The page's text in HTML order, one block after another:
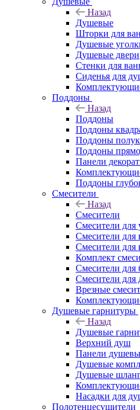
Назад
Душевые
Шторки для
Душевые
Душевые двери
Стенки для
Сиденья для
Поддоны
Назад
Поддоны
Поддоны
Поддоны
Поддоны
Панели
Поддоны
Смесители
Назад
Смесители
Смесители для
Смесители для
Смесители для
Комплект
Смесители для
Смесители для
Врезные
Душевые гарнитуры
Назад
Душевые
Верхний душ
Панели
Душевые
Душевые
Насадки для
Полотенцесушители